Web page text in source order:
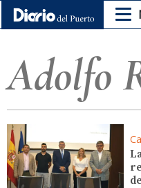
Adolfo